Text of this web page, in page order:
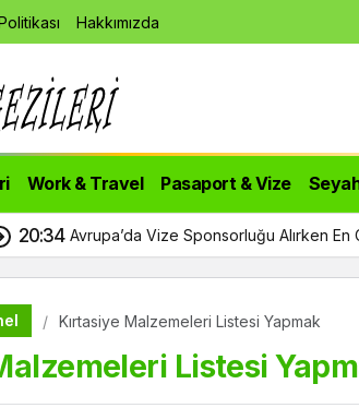
Hakkımızda
Work & Travel Pasaport & Vize
10:46 Neva Yalı Teslimatlar Başladı: Yeni Bir
Kırtasiye Malzemeleri Listesi Yapmak
Listesi